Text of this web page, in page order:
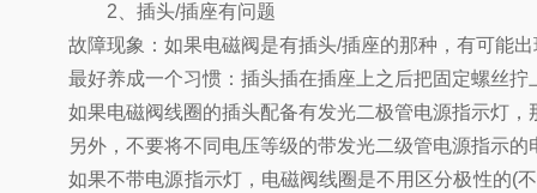
2、插头/插座有问题
故障现象：如果电磁阀是有插头/插座的那种，有可能出
最好养成一个习惯：插头插在插座上之后把固定螺丝拧
如果电磁阀线圈的插头配备有发光二极管电源指示灯，
另外，不要将不同电压等级的带发光二级管电源指示的
如果不带电源指示灯，电磁阀线圈是不用区分极性的(不